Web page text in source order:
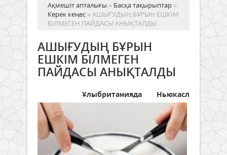
Ақмешіт апталығы » Басқа тақырыптар »
Керек кеңес » АШЫҒУДЫҢ БҰРЫН ЕШКІМ
БІЛМЕГЕН ПАЙДАСЫ АНЫҚТАЛДЫ
АШЫҒУДЫҢ БҰРЫН
ЕШКІМ БІЛМЕГЕН
ПАЙДАСЫ АНЫҚТАЛДЫ
Ұлыбританияда Ньюкасл